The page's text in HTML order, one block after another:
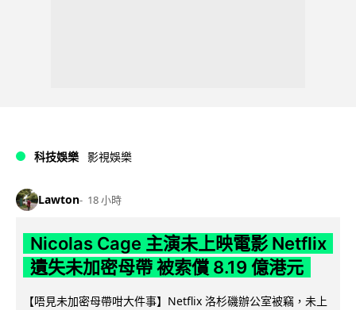
科技娛樂 影視娛樂
Lawton 18 小時
Nicolas Cage 主演未上映電影 Netflix
遺失未加密母帶 被索償 8.19 億港元
【唔見未加密母帶咁大件事】Netflix 洛杉磯辦公室被竊，未上